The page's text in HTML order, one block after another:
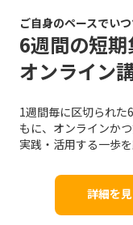
多くのビジネスシ
ことで、業務効率
す。経験に基づ
法を柔軟に取り入れ
は、単なる一方
報伝達の不備、
現象です。特に
す。まず、会議や
具体的な言葉選
められます。次
も多い一方で、相
す。論理だけでは
が不足していると
結果的に意思疎通
力」の現場にお
を取るための訓練が不可欠で
にも注意が必要
手段です。目的
テクニックを駆
が伝わらず、業
や宣伝方法とは
ています。このよ
ては、伝統的な
とで、競争優位性を
ける成功事例と失敗事例 現実のビジネスシ
たります。成功
化、そして徹底
ば、コカ・コー
基づく戦略展開
しました。また
リア上の成長機会
がります。そのた
留まらず、社会
な問題と言えま
いるという点で
待ってから行動
延ばしにされる
果として問題が
理的要因への正
改善」は達成し
ご自身のペースでい
6週間の短期
オンライン
1週間毎に区切られた
もに、オンラインか
実践・活用する一歩
詳細を